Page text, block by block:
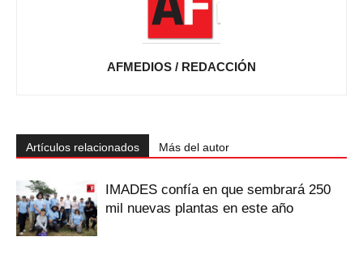
AFMEDIOS / REDACCIÓN
Artículos relacionados Más del autor
IMADES confía en que sembrará 250
mil nuevas plantas en este año